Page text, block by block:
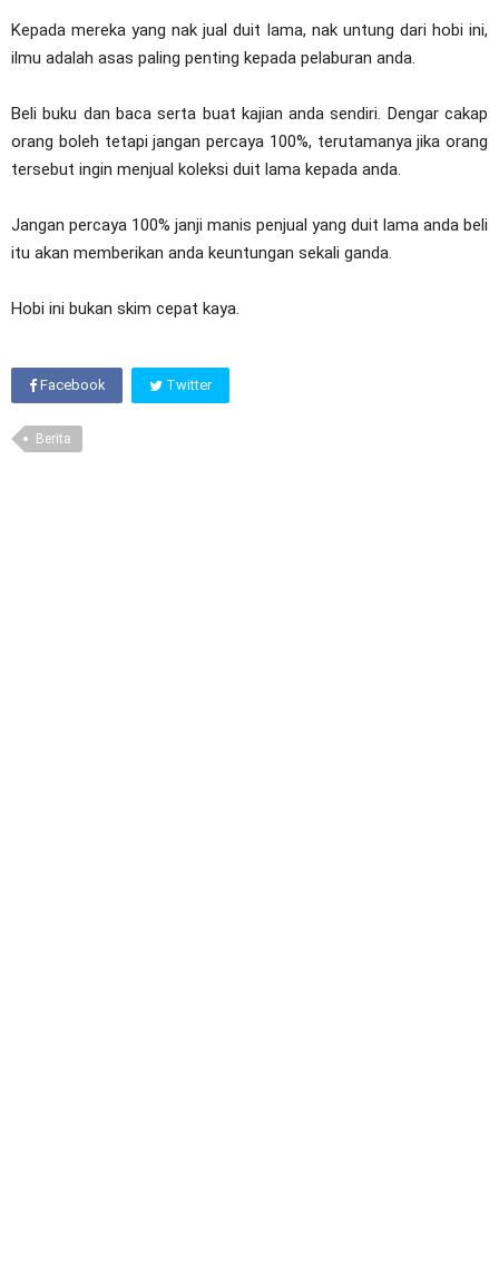
Kepada mereka yang nak jual duit lama, nak untung dari hobi ini,
ilmu adalah asas paling penting kepada pelaburan anda.
Beli buku dan baca serta buat kajian anda sendiri. Dengar cakap
orang boleh tetapi jangan percaya 100%, terutamanya jika orang
tersebut ingin menjual koleksi duit lama kepada anda.
Jangan percaya 100% janji manis penjual yang duit lama anda beli
itu akan memberikan anda keuntungan sekali ganda.
Hobi ini bukan skim cepat kaya.
Facebook Twitter
Berita